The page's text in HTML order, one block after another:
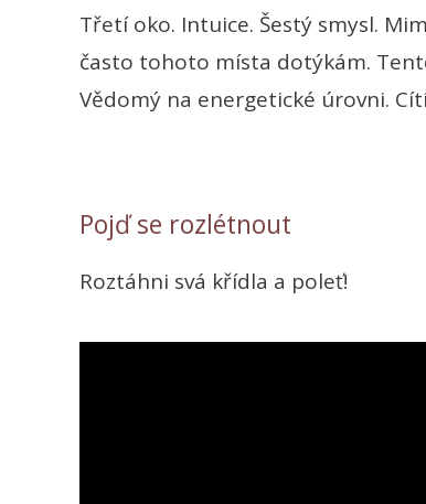
Třetí oko. Intuice. Šestý smysl.
často tohoto místa dotýkám.
Vědomý na energetické úrovni.
Pojď se rozlétnout
Roztáhni svá křídla a poleť!